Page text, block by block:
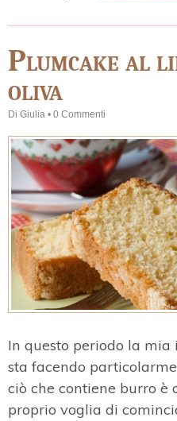
Plumcake al
oliva
Di Giulia • 0 Commenti
In questo periodo la
sta facendo
ciò che contiene burro è
proprio voglia di